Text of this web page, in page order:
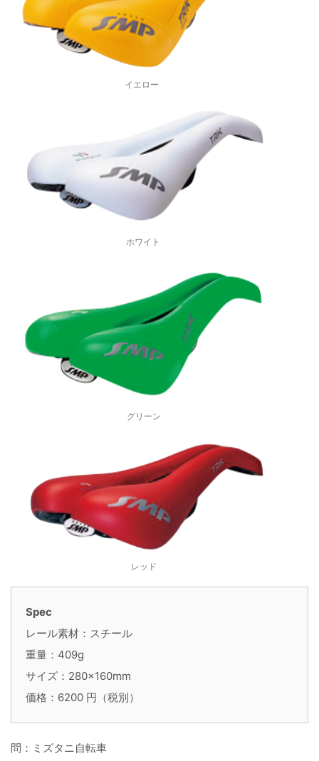
イエロー
ホワイト
グリーン
レッド
Spec
レール素材：スチール
重量：409g
サイズ：280×160mm
価格：6200 円（税別）
問：ミズタニ自転車